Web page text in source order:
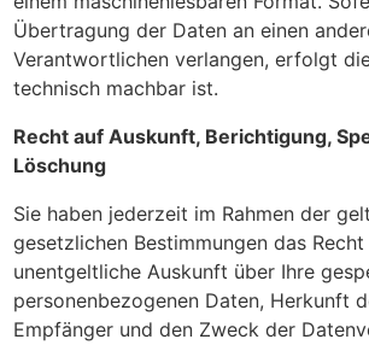
Übertragung der Daten an einen
Verantwortlichen verlangen, erfolgt
technisch machbar ist.
Recht auf Auskunft, Berichtigung,
Löschung
Sie haben jederzeit im Rahmen der
gesetzlichen Bestimmungen das
unentgeltliche Auskunft über Ihre
personenbezogenen Daten, Herkunft
Empfänger und den Zweck der